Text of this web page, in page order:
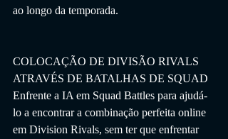
ao longo da temporada.
COLOCAÇÃO DE DIVISÃO RIVALS
ATRAVÉS DE BATALHAS DE SQUAD
Enfrente a IA em Squad Battles para ajudá-
lo a encontrar a combinação perfeita online
em Division Rivals, sem ter que enfrentar